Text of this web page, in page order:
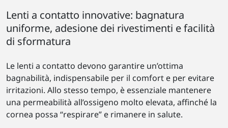
Lenti a contatto innovative: bagnatura
uniforme, adesione dei rivestimenti e facilità
di sformatura
Le lenti a contatto devono garantire un’ottima
bagnabilità, indispensabile per il comfort e per evitare
irritazioni. Allo stesso tempo, è essenziale mantenere
una permeabilità all’ossigeno molto elevata, affinché la
cornea possa “respirare” e rimanere in salute.